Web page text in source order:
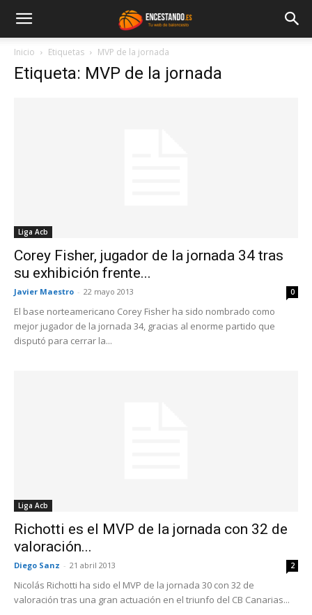
Inicio Etiquetas MVP de la jornada
Etiqueta: MVP de la jornada
Liga Acb
Corey Fisher, jugador de la jornada 34 tras
su exhibición frente...
Javier Maestro - 22 mayo 2013 0
El base norteamericano Corey Fisher ha sido nombrado como
mejor jugador de la jornada 34, gracias al enorme partido que
disputó para cerrar la...
Liga Acb
Richotti es el MVP de la jornada con 32 de
valoración...
Diego Sanz - 21 abril 2013 2
Nicolás Richotti ha sido el MVP de la jornada 30 con 32 de
valoración tras una gran actuación en el triunfo del CB Canarias...